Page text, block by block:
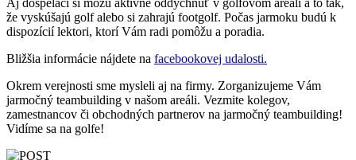
Aj dospeláci si môžu aktívne oddýchnúť v golfovom areáli a to tak,
že vyskúšajú golf alebo si zahrajú footgolf. Počas jarmoku budú k
dispozícií lektori, ktorí Vám radi pomôžu a poradia.
Bližšia informácie nájdete na facebookovej udalosti.
Okrem verejnosti sme mysleli aj na firmy. Zorganizujeme Vám
jarmočný teambuilding v našom areáli. Vezmite kolegov,
zamestnancov či obchodných partnerov na jarmočný teambuilding!
Vidíme sa na golfe!